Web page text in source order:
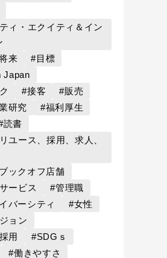
ィ・エクイティ＆イン
来
#目標
Japan
#接客
#販売
研究
#福利厚生
読書
ユース、採用、求人、
ックオフ店舗
ービス
#管理職
バーシティ
#女性
ョン
用
#SDGｓ
#働きやすさ